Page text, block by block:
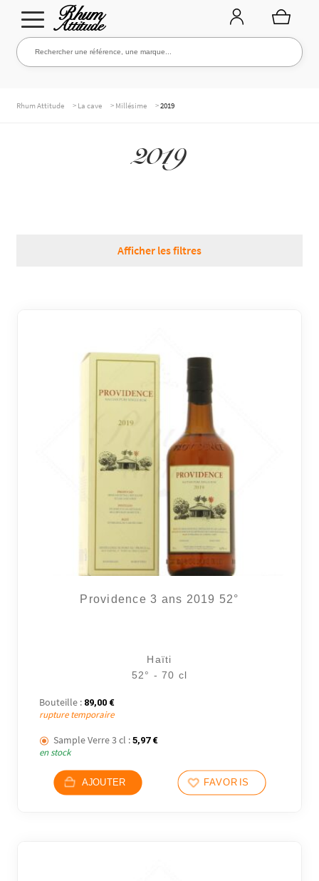
Aller
à
Aller
au
Rechercher une référence, une marque...
Rechercher
COFFRETS & CADEAUX
Rhum Attitude > La cave > Millésime >2019
2019
Afficher les filtres
Providence 3 ans 2019 52°
Haïti
52° - 70 cl
Bouteille : 89,00 €
rupture temporaire
Sample Verre 3 cl : 5,97 €
en stock
AJOUTER FAVORIS